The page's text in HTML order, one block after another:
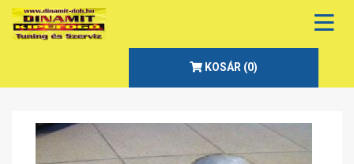
KOSÁR (0)